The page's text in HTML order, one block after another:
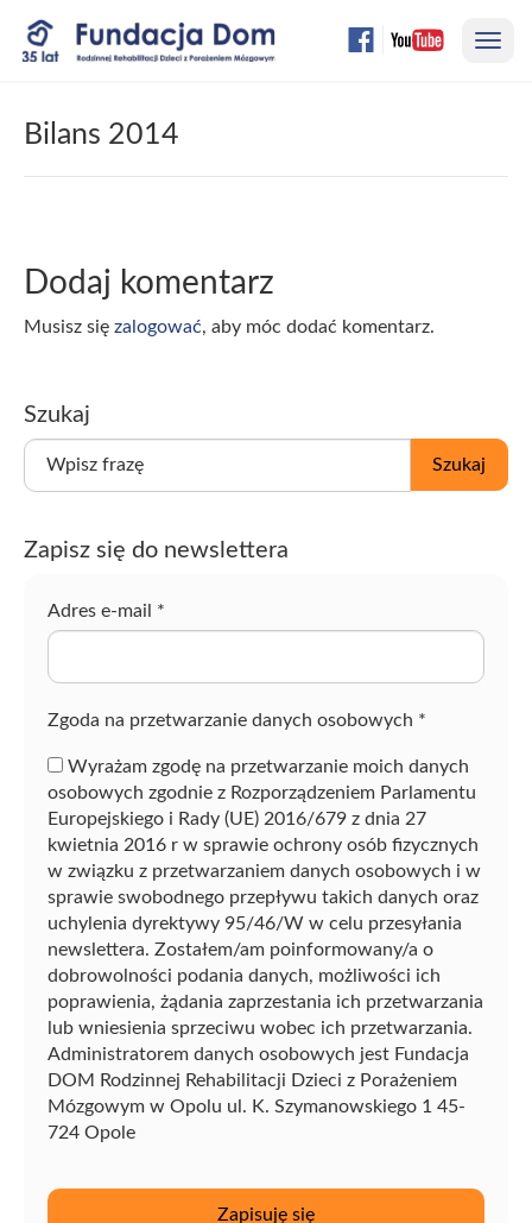
Przejdź
do
Bilans 2014
Dodaj komentarz
Musisz się zalogować, aby móc dodać komentarz.
Szukaj
W
z
Szukaj
Zapisz się do newslettera
Adres e-mail *
Zgoda na przetwarzanie danych osobowych *
Wyrażam zgodę na przetwarzanie moich danych
osobowych zgodnie z Rozporządzeniem Parlamentu
Europejskiego i Rady (UE) 2016/679 z dnia 27
kwietnia 2016 r w sprawie ochrony osób fizycznych
w związku z przetwarzaniem danych osobowych i w
sprawie swobodnego przepływu takich danych oraz
uchylenia dyrektywy 95/46/W w celu przesyłania
newslettera. Zostałem/am poinformowany/a o
dobrowolności podania danych, możliwości ich
poprawienia, żądania zaprzestania ich przetwarzania
lub wniesienia sprzeciwu wobec ich przetwarzania.
Administratorem danych osobowych jest Fundacja
DOM Rodzinnej Rehabilitacji Dzieci z Porażeniem
Mózgowym w Opolu ul. K. Szymanowskiego 1 45-
724 Opole